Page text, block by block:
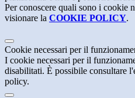
Per conoscere quali sono i cookie
visionare la COOKIE POLICY.
Cookie necessari per il
I cookie necessari per il
disabilitati. È possibile consultare
policy.